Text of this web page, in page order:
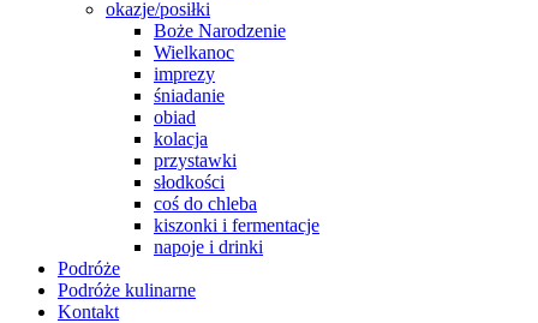
okazje/posiłki
Boże Narodzenie
Wielkanoc
imprezy
śniadanie
obiad
kolacja
przystawki
słodkości
coś do chleba
kiszonki i fermentacje
napoje i drinki
Podróże
Podróże kulinarne
Kontakt